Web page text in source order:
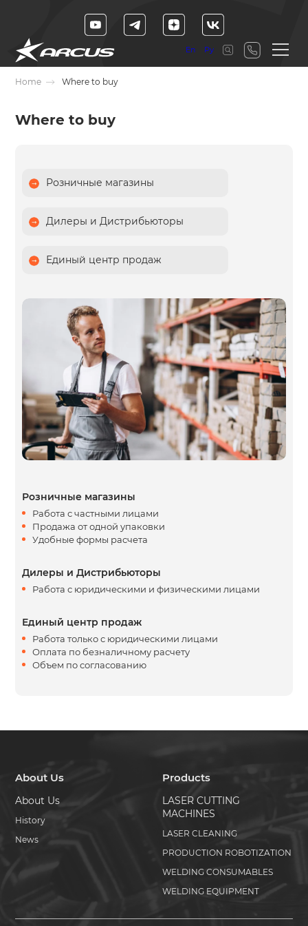
En Ру
Home Where to buy
Where to buy
Розничные магазины
Дилеры и Дистрибьюторы
Единый центр продаж
Розничные магазины
Работа с частными лицами
Продажа от одной упаковки
Удобные формы расчета
Дилеры и Дистрибьюторы
Работа с юридическими и физическими лицами
Единый центр продаж
Работа только с юридическими лицами
Оплата по безналичному расчету
Объем по согласованию
About Us
About Us
History
News
Products
LASER CUTTING
MACHINES
LASER CLEANING
PRODUCTION ROBOTIZATION
WELDING CONSUMABLES
WELDING EQUIPMENT